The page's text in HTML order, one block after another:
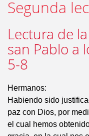
Segunda
Lectura de
san Pablo a
5-8
Hermanos:
Habiendo sido
paz con Dios, por
el cual hemos